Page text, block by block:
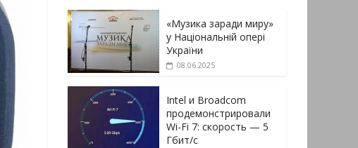
«Музика заради миру»
у Національній опері
України
08.06.2025
Intel и Broadcom
продемонстрировали
Wi-Fi 7: скорость — 5
Гбит/с